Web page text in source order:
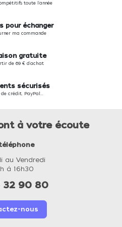
toute l'année
pour échanger
ma commande
gratuite
de 69 € d'achat
sécurisés
crédit, PayPal...
à votre écoute
au Vendredi
à 16h30
32 90 80
nous